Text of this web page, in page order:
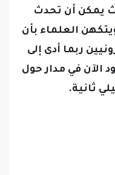
العلماء بأن
ربما أدى إلى
الآن في مدار حول
ثانية.